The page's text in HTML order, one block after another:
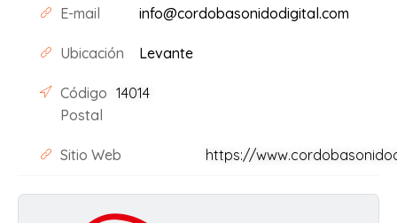
E-mail info@cordobasonidodigital.com
Ubicación Levante
Código
Postal
14014
Sitio Web https://